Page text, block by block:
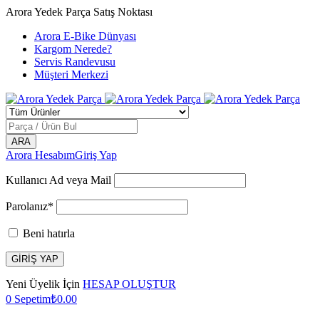
Arora Yedek Parça Satış Noktası
Arora E-Bike Dünyası
Kargom Nerede?
Servis Randevusu
Müşteri Merkezi
Arora HesabımGiriş Yap
Kullanıcı Ad veya Mail
Parolanız*
Beni hatırla
Yeni Üyelik İçin HESAP OLUŞTUR
0 Sepetim₺0.00